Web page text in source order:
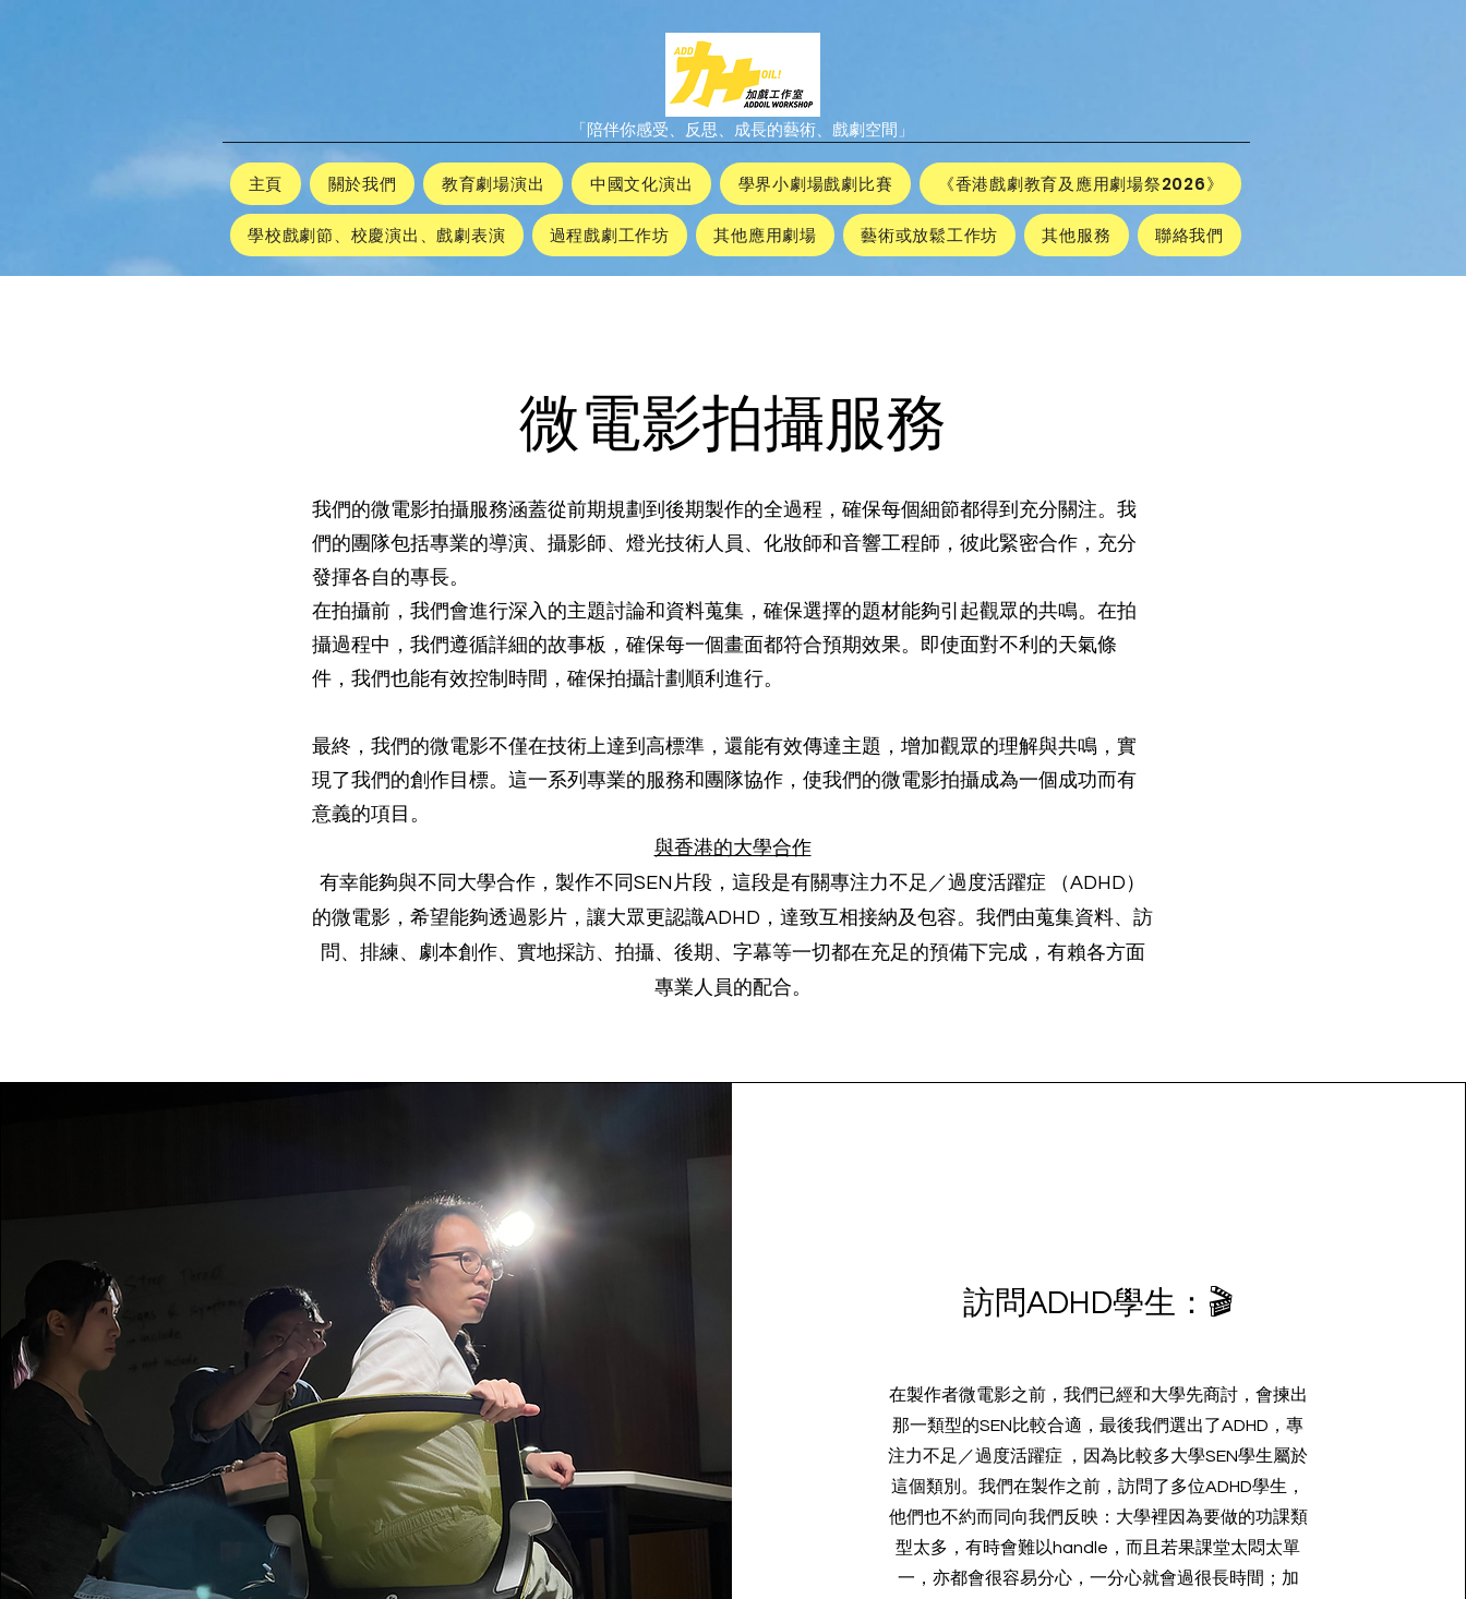
「陪伴你感受、反思、成長的藝術、戲劇空間」
主頁 關於我們 教育劇場演出 中國文化演出 學界小劇場戲劇比賽 《香港戲劇教育及應用劇場祭2026》
學校戲劇節、校慶演出、戲劇表演 過程戲劇工作坊 其他應用劇場 藝​術或放鬆工作坊 其他服務 聯絡我們
微電影拍攝服務
我們的微電影拍攝服務涵蓋從前期規劃到後期製作的全過程，確保每個細節都得到充分關注。我
們的團隊包括專業的導演、攝影師、燈光技術人員、化妝師和音響工程師，彼此緊密合作，充分
發揮各自的專長。
在拍攝前，我們會進行深入的主題討論和資料蒐集，確保選擇的題材能夠引起觀眾的共鳴。在拍
攝過程中，我們遵循詳細的故事板，確保每一個畫面都符合預期效果。即使面對不利的天氣條
件，我們也能有效控制時間，確保拍攝計劃順利進行。
最終，我們的微電影不僅在技術上達到高標準，還能有效傳達主題，增加觀眾的理解與共鳴，實
現了我們的創作目標。這一系列專業的服務和團隊協作，使我們的微電影拍攝成為一個成功而有
意義的項目。
​與香港的大學合作
有幸能夠與不同大學合作，製作不同SEN片段，這段是有關專注力不足／過度活躍症 （ADHD）
的微電影，希望能夠透過影片，讓大眾更認識ADHD，達致互相接納及包容。我們由蒐集資料、訪
問、排練、劇本創作、實地採訪、拍攝、後期、字幕等一切都在充足的預備下完成，有賴各方面
專業人員的配合。
訪問ADHD學生：🎬
在製作者微電影之前，我們已經和大學先商討，會揀出
那一類型的SEN比較合適，最後我們選出了ADHD，專
注力不足／過度活躍症 ，因為比較多大學SEN學生屬於
這個類別。我們在製作之前，訪問了多位ADHD學生，
他們也不約而同向我們反映：大學裡因為要做的功課類
型太多，有時會難以handle，而且若果課堂太悶太單
一，亦都會很容易分心，一分心就會過很長時間；加